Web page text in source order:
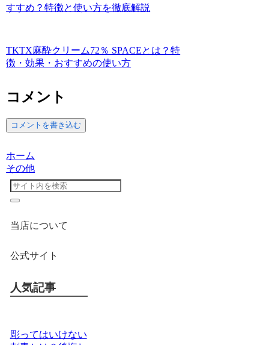
すすめ？特徴と使い方を徹底解説
TKTX麻酔クリーム72％ SPACEとは？特
徴・効果・おすすめの使い方
コメント
コメントを書き込む
ホーム
その他
当店について
公式サイト
人気記事
彫ってはいけない